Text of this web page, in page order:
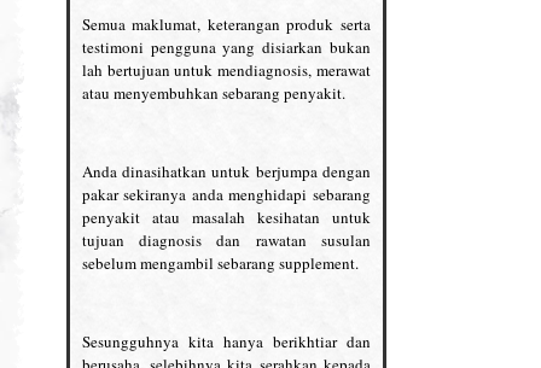
Semua maklumat, keterangan produk serta
testimoni pengguna yang disiarkan bukan
lah bertujuan untuk mendiagnosis, merawat
atau menyembuhkan sebarang penyakit.
Anda dinasihatkan untuk berjumpa dengan
pakar sekiranya anda menghidapi sebarang
penyakit atau masalah kesihatan untuk
tujuan diagnosis dan rawatan susulan
sebelum mengambil sebarang supplement.
Sesungguhnya kita hanya berikhtiar dan